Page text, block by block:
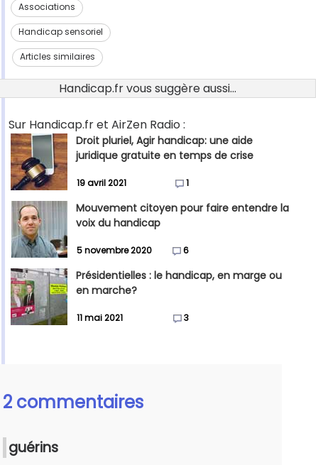
Associations
Handicap sensoriel
Articles similaires
Handicap.fr vous suggère aussi...
Sur Handicap.fr et AirZen Radio :
Droit pluriel, Agir handicap: une aide
juridique gratuite en temps de crise
19 avril 2021 1
Mouvement citoyen pour faire entendre la
voix du handicap
5 novembre 2020 6
Présidentielles : le handicap, en marge ou
en marche?
11 mai 2021 3
2 commentaires
guérins